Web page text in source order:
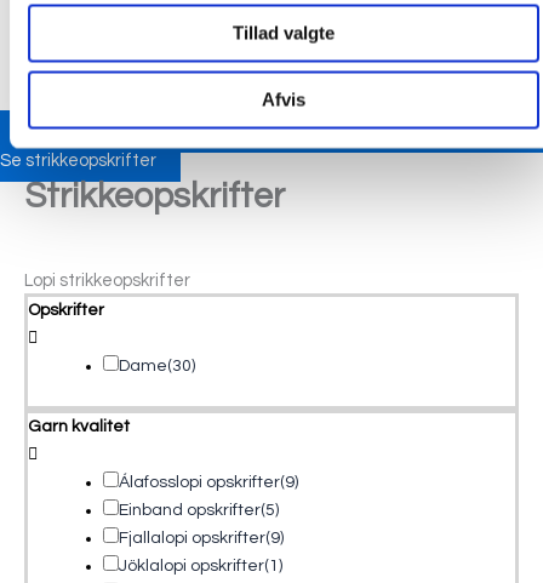
Tillad valgte
Afvis
Se strikkeopskrifter
Strikkeopskrifter
Lopi strikkeopskrifter
Opskrifter
Dame(30)
Garn kvalitet
Álafosslopi opskrifter(9)
Einband opskrifter(5)
Fjallalopi opskrifter(9)
Jöklalopi opskrifter(1)